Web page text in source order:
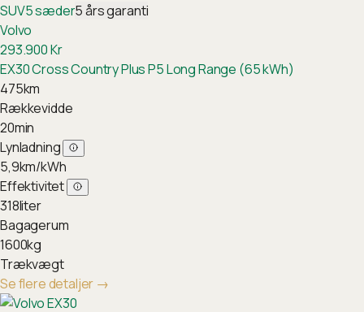
SUV5sæder5års garanti
Volvo
293.900Kr
EX30 Cross Country Plus P5 Long Range (65 kWh)
475km
Rækkevidde
20min
Lynladning
5,9km/kWh
Effektivitet
318liter
Bagagerum
1600kg
Trækvægt
Se flere detaljer →